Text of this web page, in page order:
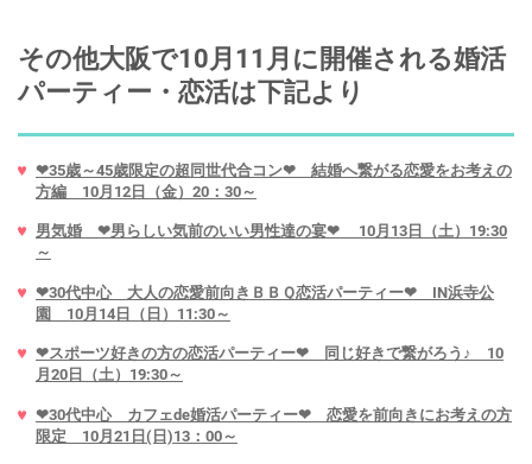
その他大阪で10月11月に開催される婚活
パーティー・恋活は下記より
❤35歳～45歳限定の超同世代合コン❤ 結婚へ繋がる恋愛をお考えの
方編 10月12日（金）20：30～
男気婚 ❤男らしい気前のいい男性達の宴❤ 10月13日（土）19:30
～
❤30代中心 大人の恋愛前向きＢＢＱ恋活パーティー❤ IN浜寺公
園 10月14日（日）11:30～
❤スポーツ好きの方の恋活パーティー❤ 同じ好きで繋がろう♪ 10
月20日（土）19:30～
❤30代中心 カフェde婚活パーティー❤ 恋愛を前向きにお考えの方
限定 10月21日(日)13：00～